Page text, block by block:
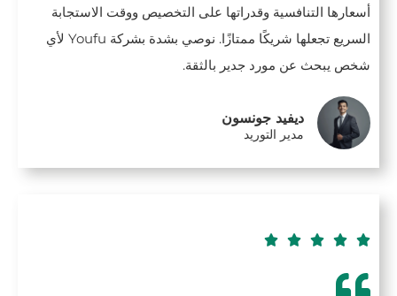
أسعارها التنافسية وقدراتها على التخصيص ووقت الاستجابة
السريع تجعلها شريكًا ممتازًا. نوصي بشدة بشركة Youfu لأي
شخص يبحث عن مورد جدير بالثقة.
ديفيد جونسون
مدير التوريد




